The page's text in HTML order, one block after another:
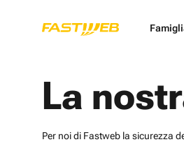
La
Per noi di Fastweb la sicurezza